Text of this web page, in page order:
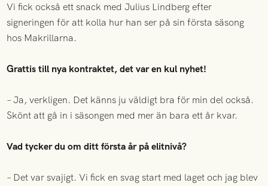
Vi fick också ett snack med Julius Lindberg efter
signeringen för att kolla hur han ser på sin första säsong
hos Makrillarna.
Grattis till nya kontraktet, det var en kul nyhet!
– Ja, verkligen. Det känns ju väldigt bra för min del också.
Skönt att gå in i säsongen med mer än bara ett år kvar.
Vad tycker du om ditt första år på elitnivå?
– Det var svajigt. Vi fick en svag start med laget och jag blev